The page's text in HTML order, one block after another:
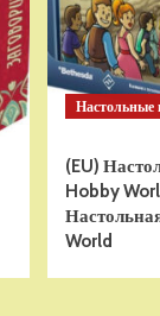
Настольные
(EU)
Hobby
World